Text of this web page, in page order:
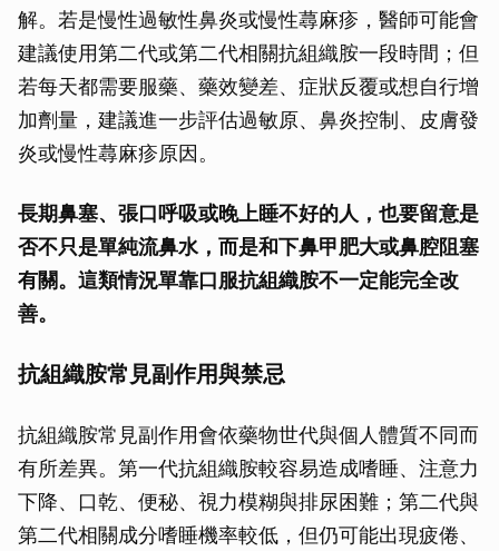
解。若是慢性過敏性鼻炎或慢性蕁麻疹，醫師可能會
建議使用第二代或第二代相關抗組織胺一段時間；但
若每天都需要服藥、藥效變差、症狀反覆或想自行增
加劑量，建議進一步評估過敏原、鼻炎控制、皮膚發
炎或慢性蕁麻疹原因。
長期鼻塞、張口呼吸或晚上睡不好的人，也要留意是
否不只是單純流鼻水，而是和下鼻甲肥大或鼻腔阻塞
有關。這類情況單靠口服抗組織胺不一定能完全改
善。
抗組織胺常見副作用與禁忌
抗組織胺常見副作用會依藥物世代與個人體質不同而
有所差異。第一代抗組織胺較容易造成嗜睡、注意力
下降、口乾、便秘、視力模糊與排尿困難；第二代與
第二代相關成分嗜睡機率較低，但仍可能出現疲倦、